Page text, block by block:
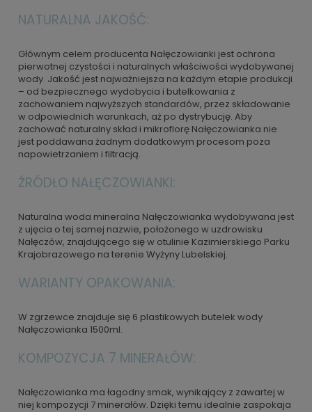
NATURALNA JAKOŚĆ:
Głównym celem producenta Nałęczowianki jest ochrona
pierwotnej czystości i naturalnych właściwości wydobywanej
wody. Jakość jest najważniejsza na każdym etapie produkcji
– od bezpiecznego wydobycia i butelkowania z
zachowaniem najwyższych standardów, przez składowanie
w odpowiednich warunkach, aż po dystrybucję. Aby
zachować naturalny skład i mikroflorę Nałęczowianka nie
jest poddawana żadnym dodatkowym procesom poza
napowietrzaniem i filtracją.
ŹRÓDŁO NAŁĘCZOWIANKI:
Naturalna woda mineralna Nałęczowianka wydobywana jest
z ujęcia o tej samej nazwie, położonego w uzdrowisku
Nałęczów, znajdującego się w otulinie Kazimierskiego Parku
Krajobrazowego na terenie Wyżyny Lubelskiej.
WARIANTY OPAKOWANIA:
W zgrzewce znajduje się 6 plastikowych butelek wody
Nałęczowianka 1500ml.
KOMPOZYCJA 7 MINERAŁÓW:
Nałęczowianka ma łagodny smak, wynikający z zawartej w
niej kompozycji 7 minerałów. Dzięki temu idealnie zaspokaja